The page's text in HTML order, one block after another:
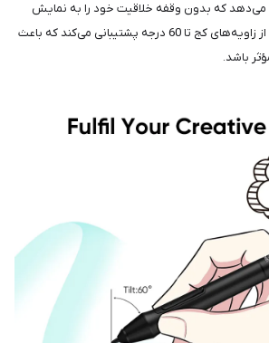
می‌دهد که بدون وقفه خلاقیت خود را به نمایش
بگذارید. این قلم همچنین از زاویه‌های کج تا 60 درجه پشتیبانی می‌کند که باعث
باشد.